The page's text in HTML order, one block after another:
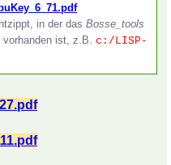
in der das Bosse_tools
ist, z.B. c:/LISP-